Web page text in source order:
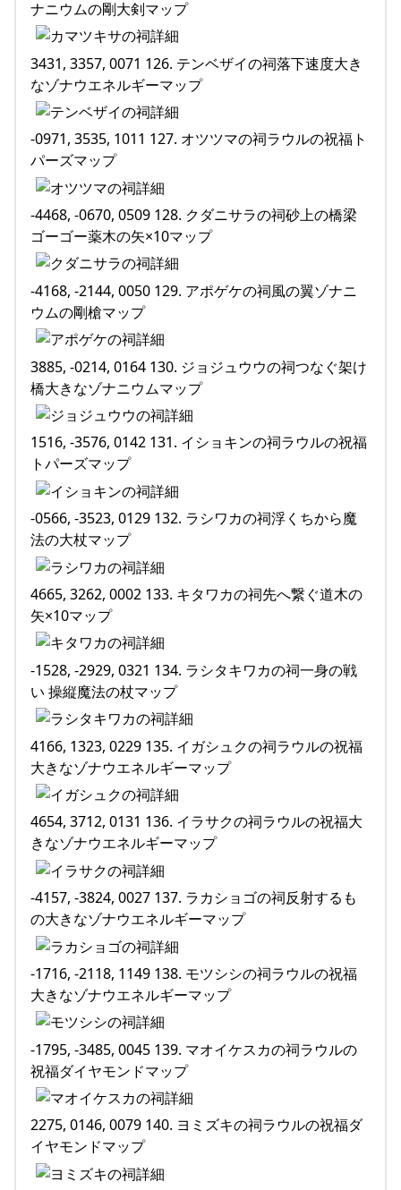
ナニウムの剛大剣マップ
3431, 3357, 0071 126. テンベザイの祠落下速度大き
なゾナウエネルギーマップ
-0971, 3535, 1011 127. オツツマの祠ラウルの祝福ト
パーズマップ
-4468, -0670, 0509 128. クダニサラの祠砂上の橋梁
ゴーゴー薬木の矢×10マップ
-4168, -2144, 0050 129. アポゲケの祠風の翼ゾナニ
ウムの剛槍マップ
3885, -0214, 0164 130. ジョジュウウの祠つなぐ架け
橋大きなゾナニウムマップ
1516, -3576, 0142 131. イショキンの祠ラウルの祝福
トパーズマップ
-0566, -3523, 0129 132. ラシワカの祠浮くちから魔
法の大杖マップ
4665, 3262, 0002 133. キタワカの祠先へ繋ぐ道木の
矢×10マップ
-1528, -2929, 0321 134. ラシタキワカの祠一身の戦
い 操縦魔法の杖マップ
4166, 1323, 0229 135. イガシュクの祠ラウルの祝福
大きなゾナウエネルギーマップ
4654, 3712, 0131 136. イラサクの祠ラウルの祝福大
きなゾナウエネルギーマップ
-4157, -3824, 0027 137. ラカショゴの祠反射するも
の大きなゾナウエネルギーマップ
-1716, -2118, 1149 138. モツシシの祠ラウルの祝福
大きなゾナウエネルギーマップ
-1795, -3485, 0045 139. マオイケスカの祠ラウルの
祝福ダイヤモンドマップ
2275, 0146, 0079 140. ヨミズキの祠ラウルの祝福ダ
イヤモンドマップ